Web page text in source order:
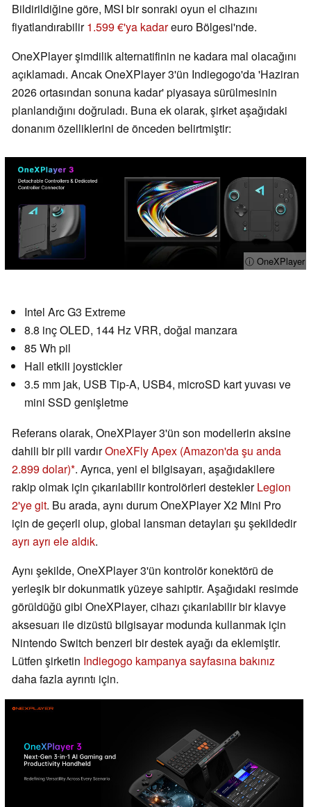
Bildirildiğine göre, MSI bir sonraki oyun el cihazını
fiyatlandırabilir1.599 €'ya kadareuro Bölgesi'nde.
OneXPlayer şimdilik alternatifinin ne kadara mal olacağını
açıklamadı. Ancak OneXPlayer 3'ün Indiegogo'da 'Haziran
2026 ortasından sonuna kadar' piyasaya sürülmesinin
planlandığını doğruladı. Buna ek olarak, şirket aşağıdaki
donanım özelliklerini de önceden belirtmiştir:
ⓘ OneXPlayer
Intel Arc G3 Extreme
8.8 inç OLED, 144 Hz VRR, doğal manzara
85 Wh pil
Hall etkili joystickler
3.5 mm jak, USB Tip-A, USB4, microSD kart yuvası ve
mini SSD genişletme
Referans olarak, OneXPlayer 3'ün son modellerin aksine
dahili bir pili vardırOneXFly Apex (Amazon'da şu anda
2.899 dolar) . Ayrıca, yeni el bilgisayarı, aşağıdakilere
rakip olmak için çıkarılabilir kontrolörleri desteklerLegion
2'ye git. Bu arada, aynı durum OneXPlayer X2 Mini Pro
için de geçerli olup, global lansman detayları şu şekildedir
ayrı ayrı ele aldık.
Aynı şekilde, OneXPlayer 3'ün kontrolör konektörü de
yerleşik bir dokunmatik yüzeye sahiptir. Aşağıdaki resimde
görüldüğü gibi OneXPlayer, cihazı çıkarılabilir bir klavye
aksesuarı ile dizüstü bilgisayar modunda kullanmak için
Nintendo Switch benzeri bir destek ayağı da eklemiştir.
Lütfen şirketin Indiegogo kampanya sayfasına bakınız
daha fazla ayrıntı için.